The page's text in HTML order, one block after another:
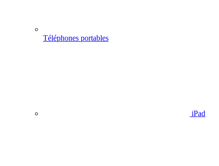
Téléphones portables
iPad